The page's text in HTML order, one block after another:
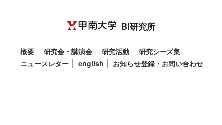
BI研究所
概要 研究会・講演会 研究活動
研究シーズ集
ニュースレター
english お知らせ登録・お問い合わせ